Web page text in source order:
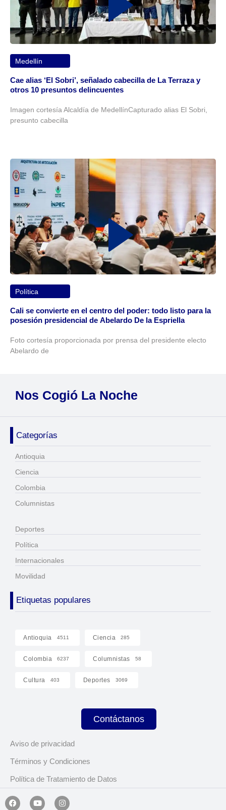
Medellín
Cae alias ‘El Sobri’, señalado cabecilla de La Terraza y
otros 10 presuntos delincuentes
Imagen cortesía Alcaldía de MedellínCapturado alias El Sobri,
presunto cabecilla
Política
Cali se convierte en el centro del poder: todo listo para la
posesión presidencial de Abelardo De la Espriella
Foto cortesía proporcionada por prensa del presidente electo
Abelardo de
Nos Cogió La Noche
Categorías
Antioquia
Ciencia
Colombia
Columnistas
Deportes
Política
Internacionales
Movilidad
Etiquetas populares
Antioquia 4511 Ciencia 285
Colombia 6237 Columnistas 58
Cultura 403 Deportes 3069
Contáctanos
Aviso de privacidad
Términos y Condiciones
Política de Tratamiento de Datos